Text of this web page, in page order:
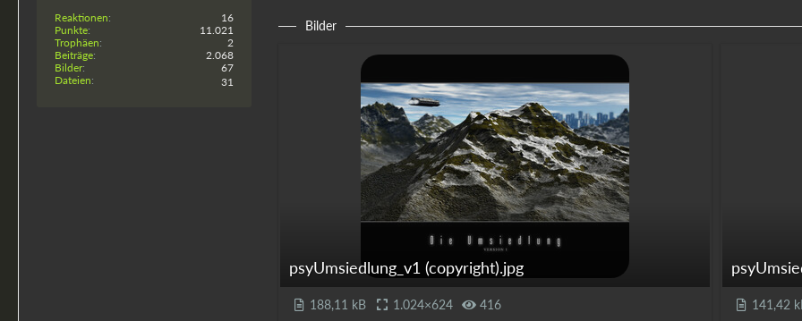
Reaktionen
16
Punkte
11.021
Trophäen
2
Beiträge
2.068
Bilder
67
Dateien
31
Bilder
psyUmsiedlung_v1 (copyright).jpg
188,11 kB 1.024×624 416 141,42